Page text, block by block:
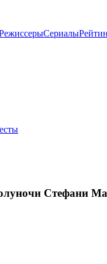
Сериалы
Стефани